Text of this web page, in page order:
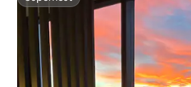
Superhost